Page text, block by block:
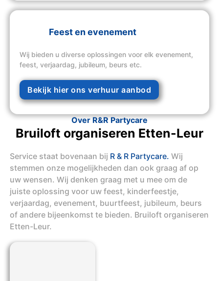
Feest en evenement
Wij bieden u diverse oplossingen voor elk evenement,
feest, verjaardag, jubileum, beurs etc.
Bekijk hier ons verhuur aanbod
Over R&R Partycare
Bruiloft organiseren Etten-Leur
Service staat bovenaan bij R & R Partycare. Wij
stemmen onze mogelijkheden dan ook graag af op
uw wensen. Wij denken graag met u mee om de
juiste oplossing voor uw feest, kinderfeestje,
verjaardag, evenement, buurtfeest, jubileum, beurs
of andere bijeenkomst te bieden. Bruiloft organiseren
Etten-Leur.